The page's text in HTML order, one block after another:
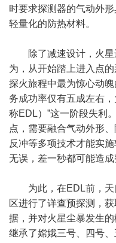
时要求探测器的气动外
轻量化的防热材料。
除了减速设计，火
为，从开始踏上进入点
探火旅程中最为惊心动
务成功率仅有五成左右
称EDL）”这一阶段失利
点，需要融合气动外形
反冲等多项技术才能实
无误，差一秒都可能造成
为此，在EDL前，
区进行了详查预探测，
据，并对火星尘暴发生
继承了嫦娥三号、四号